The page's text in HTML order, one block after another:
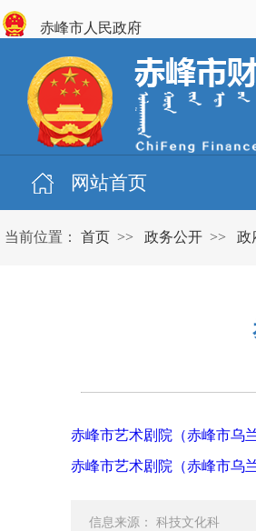
赤峰市人民政府
网站首页
当前位置： 首页 >> 政务公开 >> 政
赤峰市艺术剧院（赤峰市乌
赤峰市艺术剧院（赤峰市乌
信息来源： 科技文化科